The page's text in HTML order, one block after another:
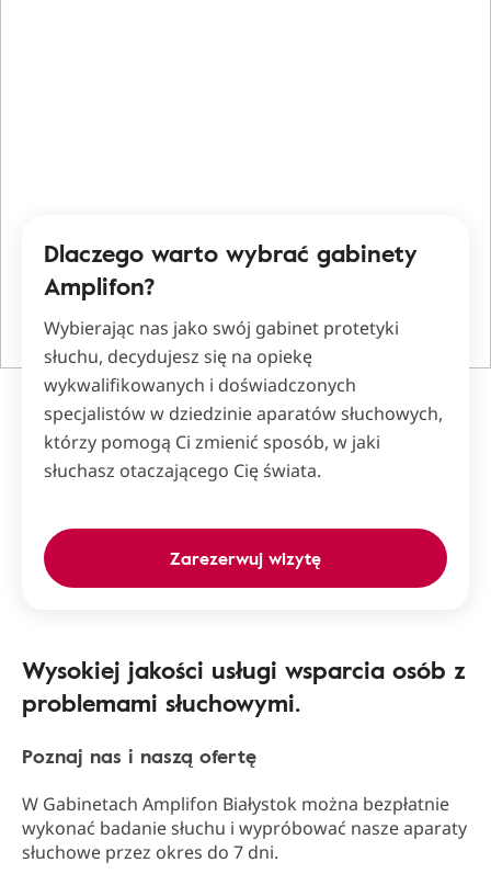
Dlaczego warto wybrać gabinety
Amplifon?
Wybierając nas jako swój gabinet protetyki
słuchu, decydujesz się na opiekę
wykwalifikowanych i doświadczonych
specjalistów w dziedzinie aparatów słuchowych,
którzy pomogą Ci zmienić sposób, w jaki
słuchasz otaczającego Cię świata.
Zarezerwuj wizytę
Wysokiej jakości usługi wsparcia osób z
problemami słuchowymi.
Poznaj nas i naszą ofertę
W Gabinetach Amplifon Białystok można bezpłatnie
wykonać badanie słuchu i wypróbować nasze aparaty
słuchowe przez okres do 7 dni.